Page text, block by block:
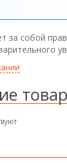
за собой